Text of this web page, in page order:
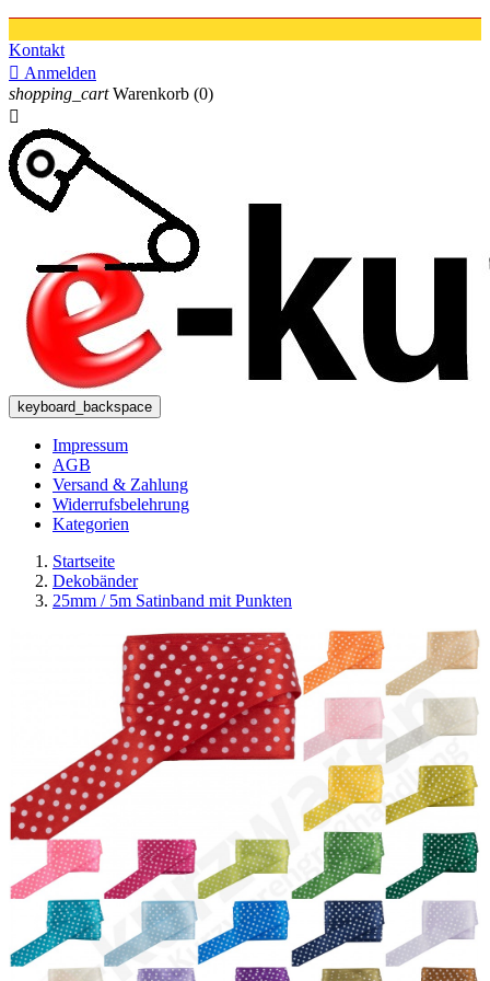
Kontakt
 Anmelden
shopping_cart Warenkorb (0)

keyboard_backspace
Impressum
AGB
Versand & Zahlung
Widerrufsbelehrung
Kategorien
Startseite
Dekobänder
25mm / 5m Satinband mit Punkten